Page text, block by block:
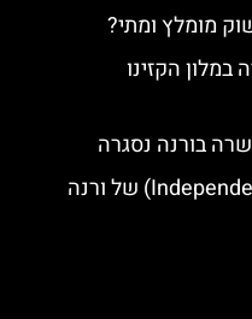
מומלץ ומתי?
הקזינו
בורנה נסגרה